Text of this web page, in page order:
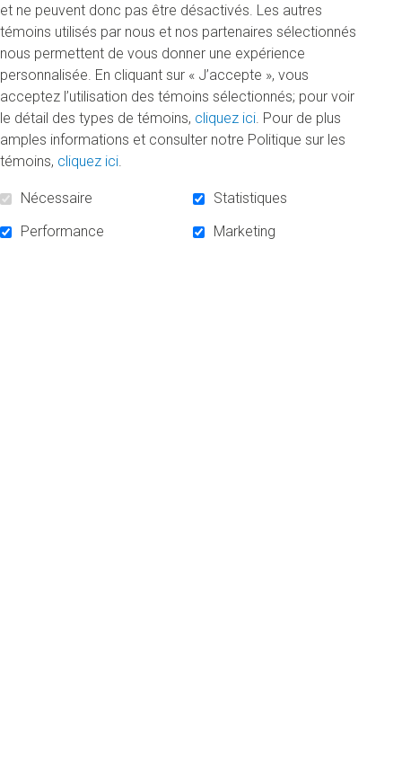
La campagne compte également sur le leadership de
quatre coprésidents, tous diplômés de l’Université:
Richard Cacchione, président d’Hydro-Québec Production;
Louise Champoux-Paillé, administratrice de sociétés
certifiée; Dominique Dionne, vice-présidente, affaires
publiques et communications stratégiques chez
Investissements PSP; et Philippe Meunier, chef de la
création et cofondateur de Sid Lee.
été dans la nature de l’UQAM, a souligné Richard
et ne peuvent donc pas être désactivés. Les autres
témoins utilisés par nous et nos partenaires sélectionnés
nous permettent de vous donner une expérience
personnalisée. En cliquant sur « J’accepte », vous
acceptez l’utilisation des témoins sélectionnés; pour voir
le détail des types de témoins, cliquez ici . Pour de plus
amples informations et consulter notre Politique sur les
témoins, cliquez ici
Nécessaire
Statistiques
Performance
Marketing